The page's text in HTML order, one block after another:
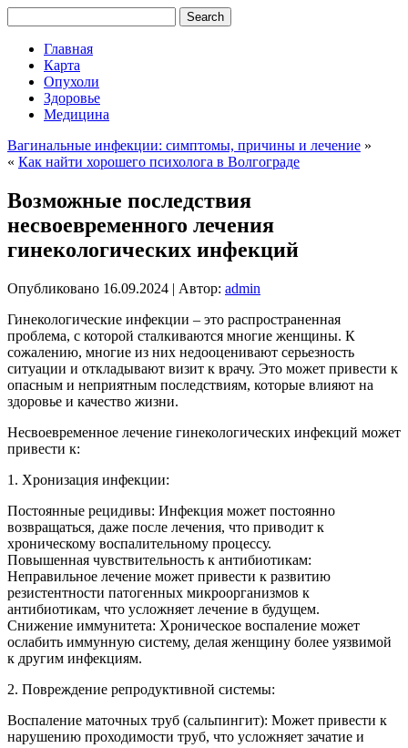
Главная
Карта
Опухоли
Здоровье
Медицина
Вагинальные инфекции: симптомы, причины и лечение »
« Как найти хорошего психолога в Волгограде
Возможные последствия
несвоевременного лечения
гинекологических инфекций
Опубликовано 16.09.2024 | Автор: admin
Гинекологические инфекции – это распространенная
проблема, с которой сталкиваются многие женщины. К
сожалению, многие из них недооценивают серьезность
ситуации и откладывают визит к врачу. Это может привести к
опасным и неприятным последствиям, которые влияют на
здоровье и качество жизни.
Несвоевременное лечение гинекологических инфекций может
привести к:
1. Хронизация инфекции:
Постоянные рецидивы: Инфекция может постоянно
возвращаться, даже после лечения, что приводит к
хроническому воспалительному процессу.
Повышенная чувствительность к антибиотикам:
Неправильное лечение может привести к развитию
резистентности патогенных микроорганизмов к
антибиотикам, что усложняет лечение в будущем.
Снижение иммунитета: Хроническое воспаление может
ослабить иммунную систему, делая женщину более уязвимой
к другим инфекциям.
2. Повреждение репродуктивной системы:
Воспаление маточных труб (сальпингит): Может привести к
нарушению проходимости труб, что усложняет зачатие и